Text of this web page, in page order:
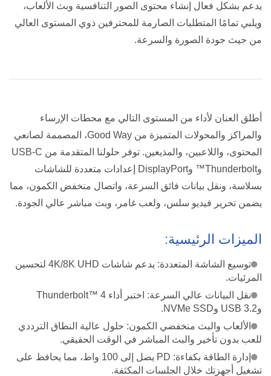
يدعم بشكل فعال إنشاء محتوى الصور التنافسية وبث الألعاب،
ويلبي تمامًا المتطلبات الصارمة للمحترفين ذوي المستوى العالي
من حيث جودة الصورة والسرعة.
أطلق العنان لأداء من المستوى التالي مع محطات الإرساء
والمراكز والمحولات المتميزة من Good Way، المصممة لصانعي
المحتوى، واللاعبين، والمذيعين. توفر حلولنا المتقدمة من USB-C
وThunderbolt™ وDisplayPort إعدادات متعددة للشاشات
بسلاسة، ونقل بيانات فائق السرعة، واتصال منخفض الكمون، مما
يضمن تحرير فيديو سلس، ولعب غامر، وبث مباشر عالي الجودة.
الميزات الرئيسية:
توسيع الشاشة المتعددة: يدعم شاشات 4K/8K UHD لتحسين
المرئيات.
نقل البيانات عالي السرعة: اختبر أداء Thunderbolt™ 4
وUSB 3.2 وNVMe SSD.
الألعاب والبث منخفضي الكمون: حلول عالية النطاق الترددي
للعب بدون تأخير والبث المباشر في الوقت الحقيقي.
إدارة الطاقة بكفاءة: PD يصل إلى 100 واط، مما يحافظ على
تشغيل أجهزتك خلال الجلسات المكثفة.